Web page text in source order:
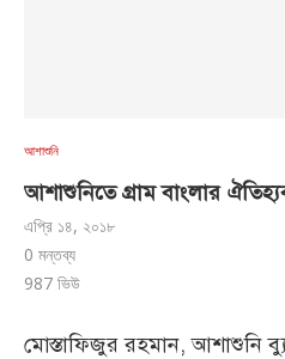
আশাশুনি
আশাশুনিতে গ্রাম বাংলার
এপ্রি ১৪, ২০১৮
0 মন্তব্য
987 ভিউ
মোস্তাফিজুর রহমান, আশাশুনি